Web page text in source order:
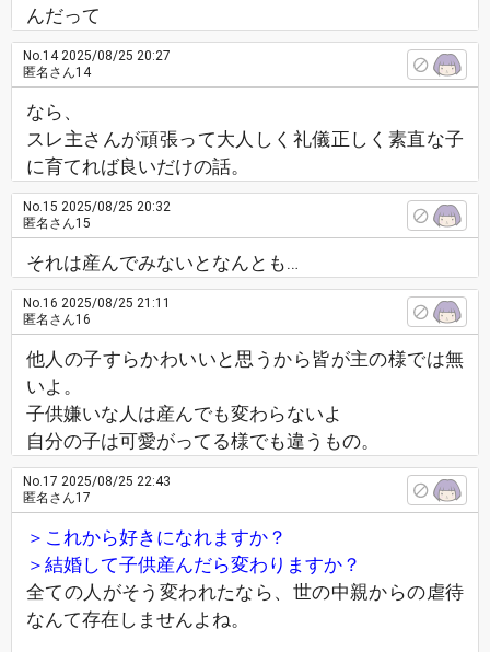
んだって
No.142025/08/25 20:27
匿名さん14
なら、
スレ主さんが頑張って大人しく礼儀正しく素直な子
に育てれば良いだけの話。
No.15 2025/08/25 20:32
匿名さん15
それは産んでみないとなんとも…
No.16 2025/08/25 21:11
匿名さん16
他人の子すらかわいいと思うから皆が主の様では無
いよ。
子供嫌いな人は産んでも変わらないよ
自分の子は可愛がってる様でも違うもの。
No.17 2025/08/25 22:43
匿名さん17
＞これから好きになれますか？
＞結婚して子供産んだら変わりますか？
全ての人がそう変われたなら、世の中親からの虐待
なんて存在しませんよね。